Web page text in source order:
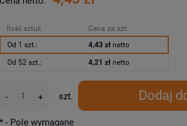
Ilość sztuk
Cena za szt.
Od 1 szt.:
4,43 zł netto
Od 52 szt.: 4,21 zł netto
- + szt. Dodaj
*- Pole wymagane